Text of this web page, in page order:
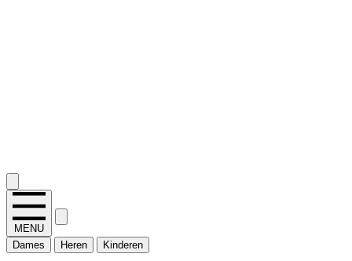
MENU
Dames
Heren Kinderen